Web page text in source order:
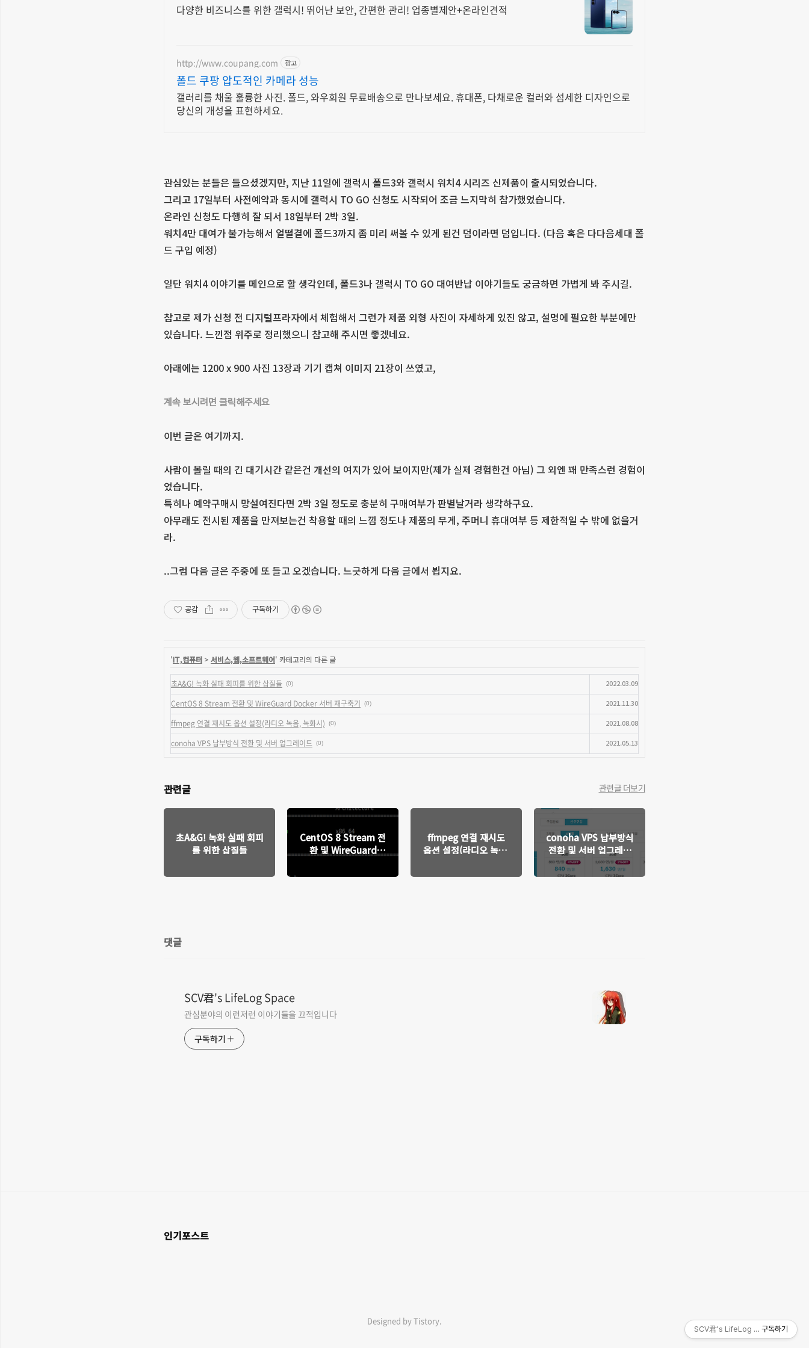
다양한 비즈니스를 위한 갤럭시! 뛰어난 보안, 간편한 관리! 업종별제안+온라인견적
http://www.coupang.com 광고
폴드 쿠팡 압도적인 카메라 성능
갤러리를 채울 훌륭한 사진. 폴드, 와우회원 무료배송으로 만나보세요. 휴대폰, 다채로운 컬러와 섬세한 디자인으로
당신의 개성을 표현하세요.
관심있는 분들은 들으셨겠지만, 지난 11일에 갤럭시 폴드3와 갤럭시 워치4 시리즈 신제품이 출시되었습니다.
그리고 17일부터 사전예약과 동시에 갤럭시 TO GO 신청도 시작되어 조금 느지막히 참가했었습니다.
온라인 신청도 다행히 잘 되서 18일부터 2박 3일.
워치4만 대여가 불가능해서 얼떨결에 폴드3까지 좀 미리 써볼 수 있게 된건 덤이라면 덤입니다. (다음 혹은 다다음세대 폴
드 구입 예정)
일단 워치4 이야기를 메인으로 할 생각인데, 폴드3나 갤럭시 TO GO 대여반납 이야기들도 궁금하면 가볍게 봐 주시길.
참고로 제가 신청 전 디지털프라자에서 체험해서 그런가 제품 외형 사진이 자세하게 있진 않고, 설명에 필요한 부분에만
있습니다. 느낀점 위주로 정리했으니 참고해 주시면 좋겠네요.
아래에는 1200 x 900 사진 13장과 기기 캡쳐 이미지 21장이 쓰였고,
계속 보시려면 클릭해주세요
이번 글은 여기까지.
사람이 몰릴 때의 긴 대기시간 같은건 개선의 여지가 있어 보이지만(제가 실제 경험한건 아님) 그 외엔 꽤 만족스런 경험이
었습니다.
특히나 예약구매시 망설여진다면 2박 3일 정도로 충분히 구매여부가 판별날거라 생각하구요.
아무래도 전시된 제품을 만져보는건 착용할 때의 느낌 정도나 제품의 무게, 주머니 휴대여부 등 제한적일 수 밖에 없을거
라.
..그럼 다음 글은 주중에 또 들고 오겠습니다. 느긋하게 다음 글에서 뵙지요.
공감 구독하기
'IT,컴퓨터 > 서비스,웹,소프트웨어' 카테고리의 다른 글
초A&G! 녹화 실패 회피를 위한 삽질들 (0) 2022.03.09
CentOS 8 Stream 전환 및 WireGuard Docker 서버 재구축기 (0) 2021.11.30
ffmpeg 연결 재시도 옵션 설정(라디오 녹음, 녹화시) (0) 2021.08.08
conoha VPS 납부방식 전환 및 서버 업그레이드 (0) 2021.05.13
관련글 관련글 더보기
초A&G! 녹화 실패 회피
를 위한 삽질들
CentOS 8 Stream 전
환 및 WireGuard
ffmpeg 연결 재시도
옵션 설정(라디오 녹음,
conoha VPS 납부방식
전환 및 서버 업그레이
댓글
SCV君's LifeLog Space
관심분야의 이런저런 이야기들을 끄적입니다
구독하기
인기포스트
Designed by Tistory.
SCV君's LifeLog Space
구독하기